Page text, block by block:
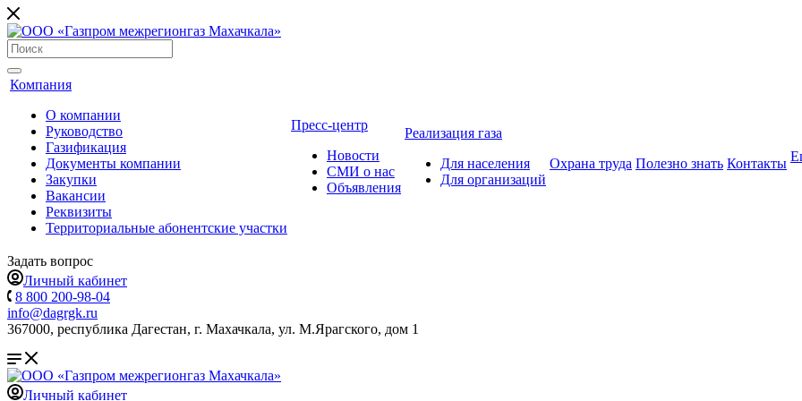
Компания
О компании
Руководство
Газификация
Документы компании
Закупки
Вакансии
Реквизиты
Территориальные абонентские участки
Пресс-центр
Новости
СМИ о нас
Объявления
Реализация газа
Для населения
Для организаций
Охрана труда Полезно знать Контакты
Задать вопрос
Личный кабинет
8 800 200-98-04
info@dagrgk.ru
367000, республика Дагестан, г. Махачкала, ул. М.Ярагского, дом 1
Личный кабинет